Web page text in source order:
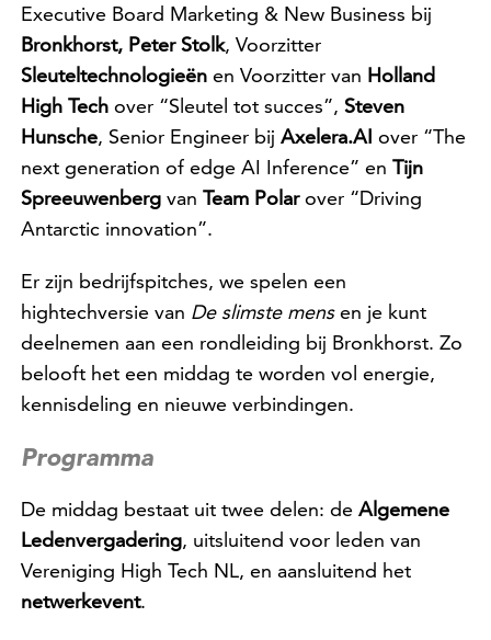
Executive Board Marketing & New Business bij
Bronkhorst, Peter Stolk, Voorzitter
Sleuteltechnologieën en Voorzitter van Holland
High Tech over “Sleutel tot succes”, Steven
Hunsche, Senior Engineer bij Axelera.AI over “The
next generation of edge AI Inference” en Tijn
Spreeuwenberg van Team Polarover “Driving
Antarctic innovation”.
Er zijn bedrijfspitches, we spelen een
hightechversie van De slimste mensen je kunt
deelnemen aan een rondleiding bij Bronkhorst. Zo
belooft het een middag te worden vol energie,
kennisdeling en nieuwe verbindingen.
Programma
De middag bestaat uit twee delen: de Algemene
Ledenvergadering, uitsluitend voor leden van
Vereniging High Tech NL, en aansluitend het
netwerkevent.